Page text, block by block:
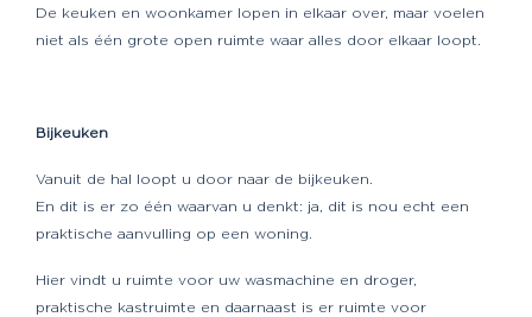
De keuken en woonkamer lopen in elkaar over, maar voelen
niet als één grote open ruimte waar alles door elkaar loopt.
Bijkeuken
Vanuit de hal loopt u door naar de bijkeuken.
En dit is er zo één waarvan u denkt: ja, dit is nou echt een
praktische aanvulling op een woning.
Hier vindt u ruimte voor uw wasmachine en droger,
praktische kastruimte en daarnaast is er ruimte voor